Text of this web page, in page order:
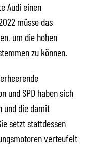
Audi einen
müsse das
um die hohen
zu können.
und SPD haben sich
und die damit
setzt stattdessen
verteufelt